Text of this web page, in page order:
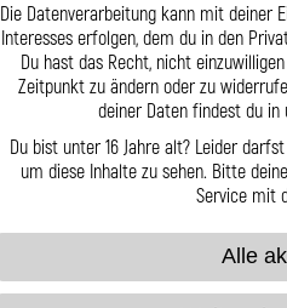
Die Datenverarbeitung kann mit deiner
Interesses erfolgen, dem du in den
Du hast das Recht, nicht
Zeitpunkt zu ändern oder zu
deiner Daten findest du in
Du bist unter 16 Jahre alt? Leider
um diese Inhalte zu sehen. Bitte
Service mit
Alle